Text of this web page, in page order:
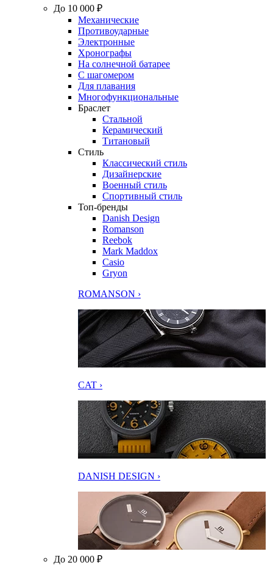
До 10 000 ₽
Механические
Противоударные
Электронные
Хронографы
На солнечной батарее
С шагомером
Для плавания
Многофункциональные
Браслет
Стальной
Керамический
Титановый
Стиль
Классический стиль
Дизайнерские
Военный стиль
Спортивный стиль
Топ-бренды
Danish Design
Romanson
Reebok
Mark Maddox
Casio
Gryon
ROMANSON ›
CAT ›
DANISH DESIGN ›
До 20 000 ₽